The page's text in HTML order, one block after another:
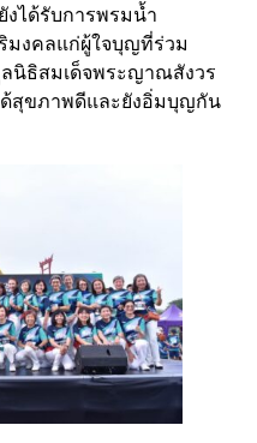
งได้รับการพรมน้ำ
มงคลแก่ผู้ใจบุญที่ร่วม
นิธิสมเด็จพระญาณสังวร
ด้สุขภาพดีและยังอิ่มบุญกัน